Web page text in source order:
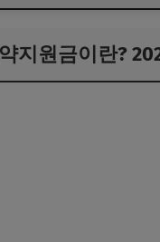
지원금이란?